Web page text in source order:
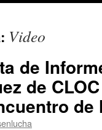
Video
de
de
de